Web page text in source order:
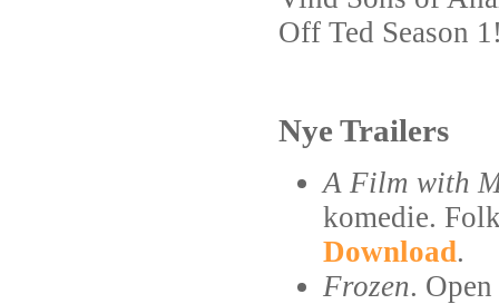
Off Ted Season
Nye Trailers
A Film with
komedie.
Download.
Frozen.